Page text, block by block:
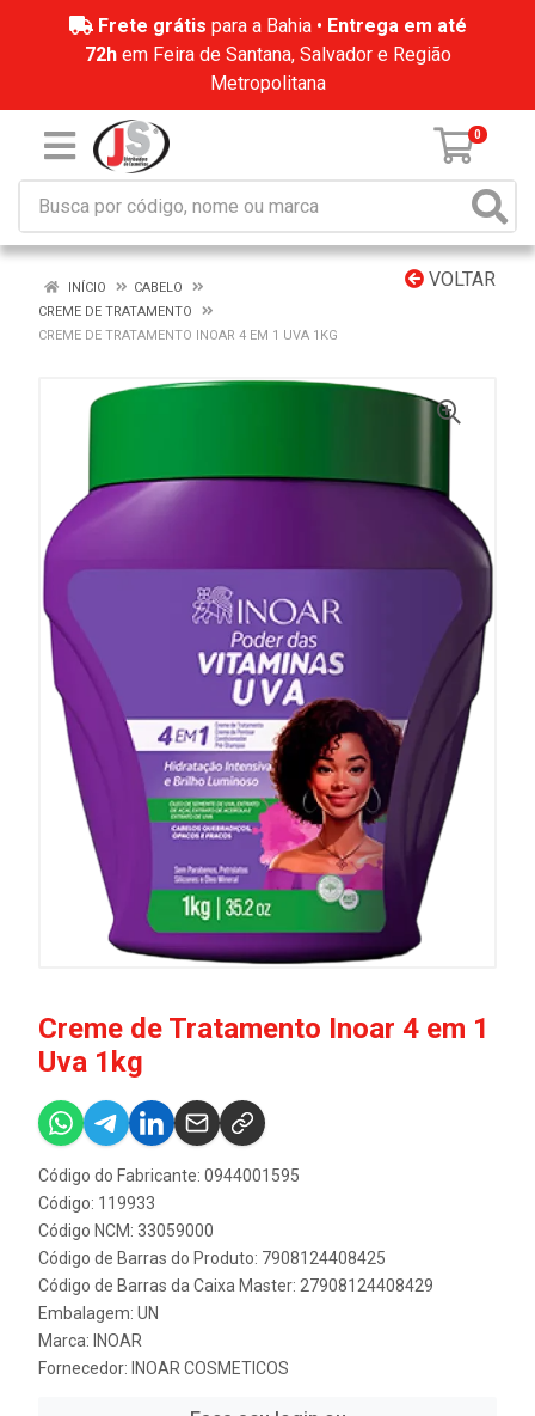
Frete grátis para a Bahia • Entrega em até
72hem Feira de Santana, Salvador e Região
Metropolitana
0
VOLTAR
INÍCIO
CABELO
CREME DE TRATAMENTO
CREME DE TRATAMENTO INOAR 4 EM 1 UVA 1KG
Creme de Tratamento Inoar 4 em 1
Uva 1kg
Código do Fabricante: 0944001595
Código: 119933
Código NCM: 33059000
Código de Barras do Produto: 7908124408425
Código de Barras da Caixa Master: 27908124408429
Embalagem: UN
Marca: INOAR
Fornecedor: INOAR COSMETICOS